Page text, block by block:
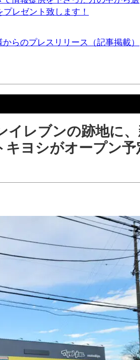
レゼント致します！
らのプレスリリース（記事掲載）
イレブンの跡地に
ヨシがオープン予